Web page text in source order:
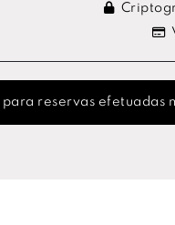
reservas efetuadas